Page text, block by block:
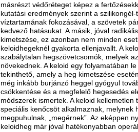
másrészt védőréteget képez a
kutatási eredmények szerint a
víztartamának fokozásával, a szövetek
kedvező hatásukat. A másik, jóval
kimetszése, ez azonban nem minden
keloidhegeknél gyakorta ellenjavallt. A
szabálytalan hegszövetcsomók, melyek
növekednek. A keloid egy folyamatában
tekinthető, amely a heg kimetszése
még inkább burjánzó heggel gyógyul
csökkentése és a megfelelő hegesedés
módszerek ismertek. A keloid
speciális kenőcsöt alkalmaznak, melynek
megpuhulnak, „megérnek”. Az eképpen
keloidheg már jóval hatékonyabban